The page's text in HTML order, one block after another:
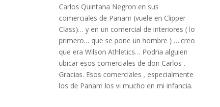
Carlos Quintana Negron en sus
comerciales de Panam (vuele en Clipper
Class)… y en un comercial de interiores ( lo
primero… que se pone un hombre ) ….creo
que era Wilson Athletics… Podria alguien
ubicar esos comerciales de don Carlos .
Gracias. Esos comerciales , especialmente
los de Panam los vi mucho en mi infancia.